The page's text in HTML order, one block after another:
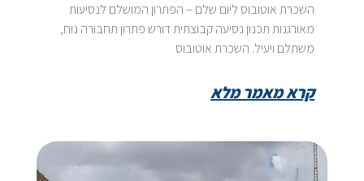
השכרת אוטובוס ליום שלם – הפתרון המושלם לנסיעות
מאורגנות תכנון נסיעה קבוצתית דורש פתרון תחבורה נוח,
משתלם ויעיל. השכרת אוטובוס
קרא מאמר מלא